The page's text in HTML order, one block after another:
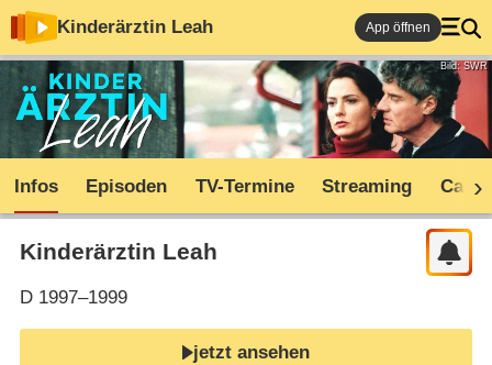
Kinderärztin Leah App öffnen
Bild: SWR
Infos Episoden TV-Termine Streaming Cast
Kinderärztin Leah
D1997–1999
jetzt ansehen